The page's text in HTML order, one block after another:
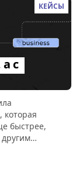
КЕЙСЫ
с
быстрее,